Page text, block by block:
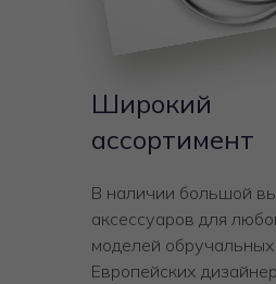
Широкий
ассортимент
В наличии большой
аксессуаров для
моделей
Европейских